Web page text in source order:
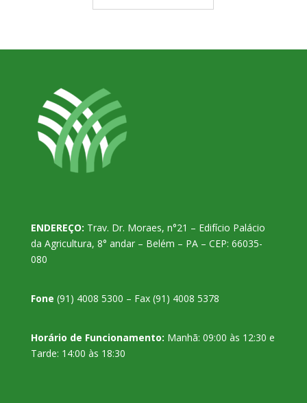
ENDEREÇO: Trav. Dr. Moraes, n°21 – Edifício Palácio
da Agricultura, 8° andar – Belém – PA – CEP: 66035-
080
Fone (91) 4008 5300 – Fax (91) 4008 5378
Horário de Funcionamento: Manhã: 09:00 às 12:30 e
Tarde: 14:00 às 18:30